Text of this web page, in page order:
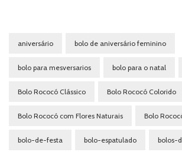
aniversário bolo de aniversário feminino
bolo para mesversarios bolo para o natal
Bolo Rococó Clássico Bolo Rococó Colorido
Bolo Rococó com Flores Naturais Bolo
bolo-de-festa bolo-espatulado bolos-